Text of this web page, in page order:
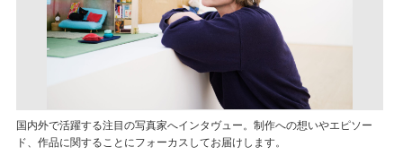
国内外で活躍する注目の写真家へインタヴュー。制作への想いやエピソー
ド、作品に関することにフォーカスしてお届けします。